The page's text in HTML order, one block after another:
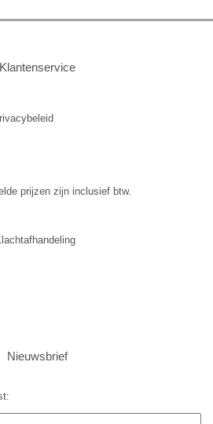
Klantenservice
prijzen zijn inclusief btw.
Nieuwsbrief